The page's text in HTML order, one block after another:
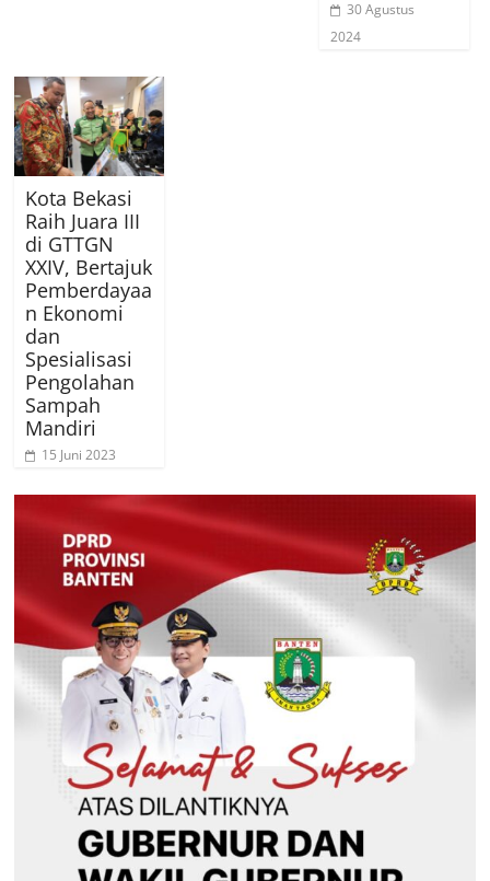
30 Agustus
2024
Kota Bekasi
Raih Juara III
di GTTGN
XXIV, Bertajuk
Pemberdayaa
n Ekonomi
dan
Spesialisasi
Pengolahan
Sampah
Mandiri
15 Juni 2023